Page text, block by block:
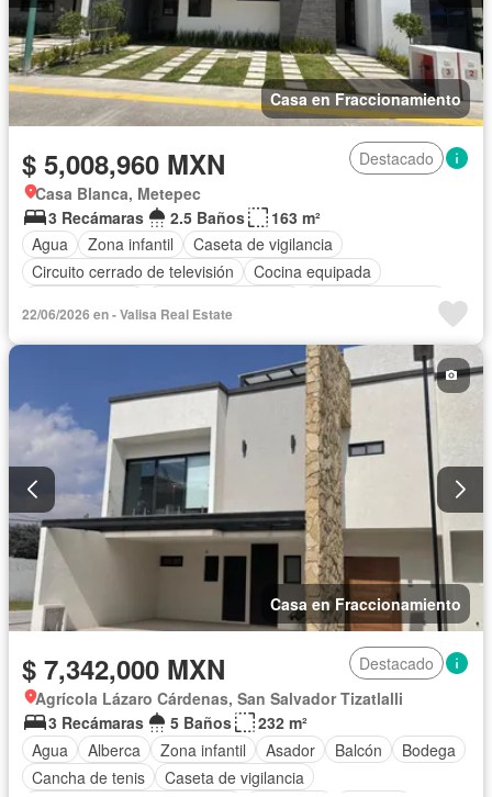
Casa en Fraccionamiento
$ 5,008,960 MXN
Destacado
Casa Blanca, Metepec
3 Recámaras
2.5 Baños
163 m²
Agua
Zona infantil
Caseta de vigilancia
Circuito cerrado de televisión
Cocina equipada
Electricidad
Estacionamiento
Seguridad
Wifi
22/06/2026 en - Valisa Real Estate
Casa en Fraccionamiento
$ 7,342,000 MXN
Destacado
Agrícola Lázaro Cárdenas, San Salvador Tizatlalli
3 Recámaras
5 Baños
232 m²
Agua
Alberca Zona infantil Asador Balcón
Bodega
Cancha de tenis
Caseta de vigilancia